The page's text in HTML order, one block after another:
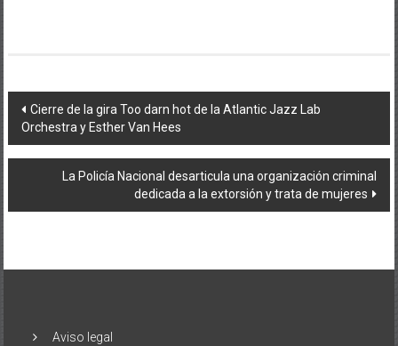
Navegación
de
entradas
Cierre de la gira Too darn hot de la Atlantic Jazz Lab
Orchestra y Esther Van Hees
La Policía Nacional desarticula una organización criminal
dedicada a la extorsión y trata de mujeres
Aviso legal